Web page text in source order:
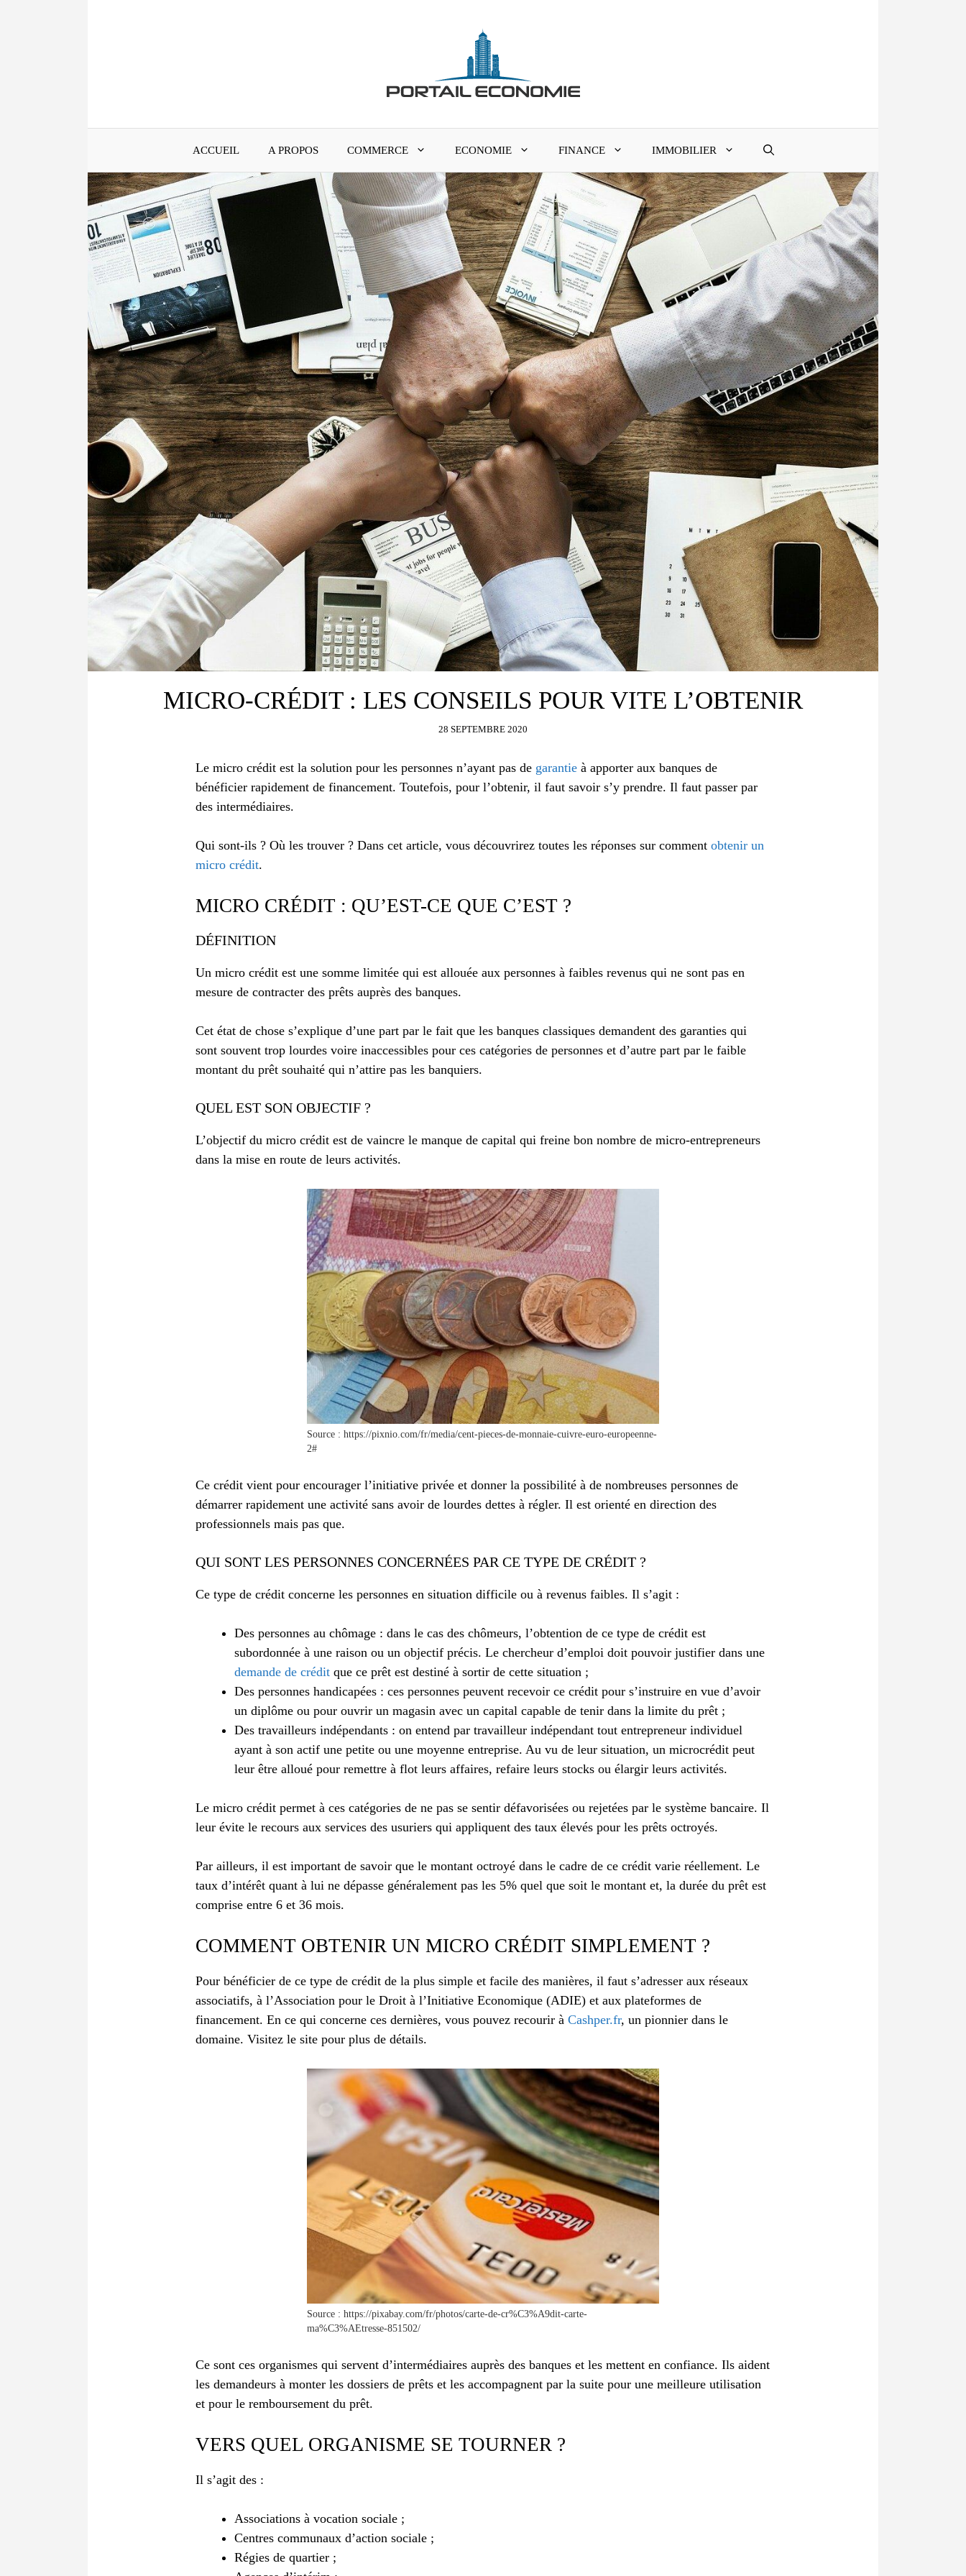
ACCUEIL A PROPOS COMMERCE ECONOMIE FINANCE IMMOBILIER
MICRO-CRÉDIT : LES CONSEILS POUR VITE L’OBTENIR
28 SEPTEMBRE 2020
Le micro crédit est la solution pour les personnes n’ayant pas de garantie à apporter aux banques de
bénéficier rapidement de financement. Toutefois, pour l’obtenir, il faut savoir s’y prendre. Il faut passer par
des intermédiaires.
Qui sont-ils ? Où les trouver ? Dans cet article, vous découvrirez toutes les réponses sur comment obtenir un
micro crédit.
MICRO CRÉDIT : QU’EST-CE QUE C’EST ?
DÉFINITION
Un micro crédit est une somme limitée qui est allouée aux personnes à faibles revenus qui ne sont pas en
mesure de contracter des prêts auprès des banques.
Cet état de chose s’explique d’une part par le fait que les banques classiques demandent des garanties qui
sont souvent trop lourdes voire inaccessibles pour ces catégories de personnes et d’autre part par le faible
montant du prêt souhaité qui n’attire pas les banquiers.
QUEL EST SON OBJECTIF ?
L’objectif du micro crédit est de vaincre le manque de capital qui freine bon nombre de micro-entrepreneurs
dans la mise en route de leurs activités.
Source : https://pixnio.com/fr/media/cent-pieces-de-monnaie-cuivre-euro-europeenne-
2#
Ce crédit vient pour encourager l’initiative privée et donner la possibilité à de nombreuses personnes de
démarrer rapidement une activité sans avoir de lourdes dettes à régler. Il est orienté en direction des
professionnels mais pas que.
QUI SONT LES PERSONNES CONCERNÉES PAR CE TYPE DE CRÉDIT ?
Ce type de crédit concerne les personnes en situation difficile ou à revenus faibles. Il s’agit :
Des personnes au chômage : dans le cas des chômeurs, l’obtention de ce type de crédit est
subordonnée à une raison ou un objectif précis. Le chercheur d’emploi doit pouvoir justifier dans une
demande de crédit que ce prêt est destiné à sortir de cette situation ;
Des personnes handicapées : ces personnes peuvent recevoir ce crédit pour s’instruire en vue d’avoir
un diplôme ou pour ouvrir un magasin avec un capital capable de tenir dans la limite du prêt ;
Des travailleurs indépendants : on entend par travailleur indépendant tout entrepreneur individuel
ayant à son actif une petite ou une moyenne entreprise. Au vu de leur situation, un microcrédit peut
leur être alloué pour remettre à flot leurs affaires, refaire leurs stocks ou élargir leurs activités.
Le micro crédit permet à ces catégories de ne pas se sentir défavorisées ou rejetées par le système bancaire. Il
leur évite le recours aux services des usuriers qui appliquent des taux élevés pour les prêts octroyés.
Par ailleurs, il est important de savoir que le montant octroyé dans le cadre de ce crédit varie réellement. Le
taux d’intérêt quant à lui ne dépasse généralement pas les 5% quel que soit le montant et, la durée du prêt est
comprise entre 6 et 36 mois.
COMMENT OBTENIR UN MICRO CRÉDIT SIMPLEMENT ?
Pour bénéficier de ce type de crédit de la plus simple et facile des manières, il faut s’adresser aux réseaux
associatifs, à l’Association pour le Droit à l’Initiative Economique (ADIE) et aux plateformes de
financement. En ce qui concerne ces dernières, vous pouvez recourir à Cashper.fr, un pionnier dans le
domaine. Visitez le site pour plus de détails.
Source : https://pixabay.com/fr/photos/carte-de-cr%C3%A9dit-carte-
ma%C3%AEtresse-851502/
Ce sont ces organismes qui servent d’intermédiaires auprès des banques et les mettent en confiance. Ils aident
les demandeurs à monter les dossiers de prêts et les accompagnent par la suite pour une meilleure utilisation
et pour le remboursement du prêt.
VERS QUEL ORGANISME SE TOURNER ?
Il s’agit des :
Associations à vocation sociale ;
Centres communaux d’action sociale ;
Régies de quartier ;